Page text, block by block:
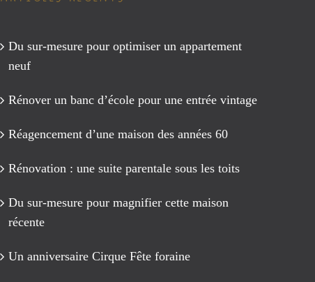
Du sur-mesure pour optimiser un appartement
neuf
Rénover un banc d’école pour une entrée vintage
Réagencement d’une maison des années 60
Rénovation : une suite parentale sous les toits
Du sur-mesure pour magnifier cette maison
récente
Un anniversaire Cirque Fête foraine